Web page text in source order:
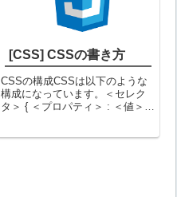
[CSS] CSSの書き方
CSSの構成CSSは以下のような
構成になっています。＜セレク
タ＞ { ＜プロパティ＞ : ＜値＞; }